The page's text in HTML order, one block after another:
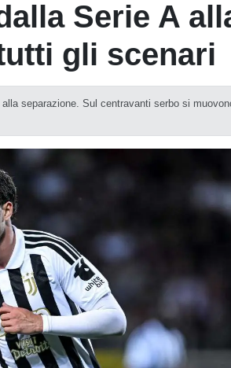
Serie A
gli scenari
separazione. Sul centravanti serbo si